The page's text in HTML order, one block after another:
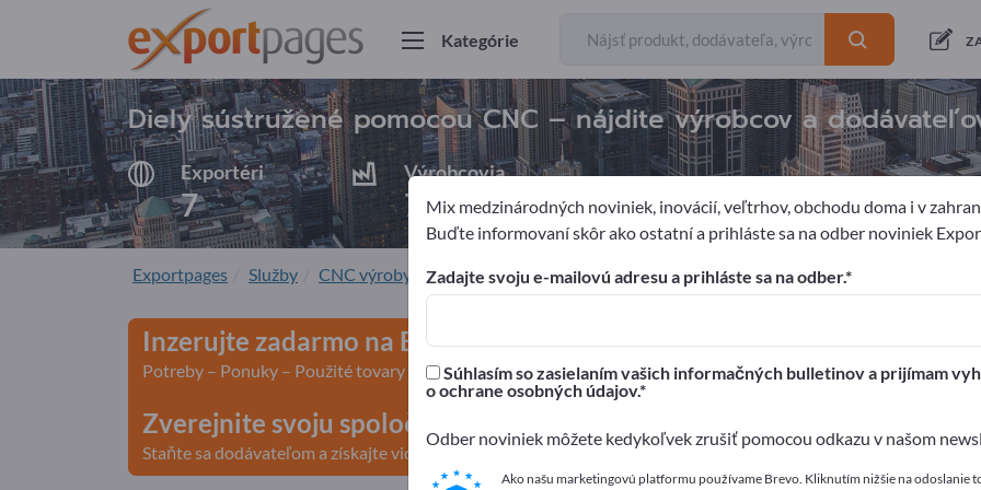
Kategórie
Diely sústružené pomocou CNC – nájdite výrobcov a
Exportéri
7
Výrobcovia
7
Exportpages Služby CNC výroby na objednávku Diely sústružené pomocou CNC
Inzerujte zadarmo na Exportpages!
Potreby – Ponuky – Použité tovary – Obchodné kontakty >> začnite tu
Zverejnite svoju spoločnosť a svoje produkty na Exportpages.
Staňte sa dodávateľom a získajte viditeľnosť>> zverejniť tu
Mix medzinárodných noviniek, inovácií, veľtrhov, obchodu doma i v
Buďte informovaní skôr ako ostatní a prihláste sa na odber noviniek
Zadajte svoju e-mailovú adresu a prihláste sa na odber.
Súhlasím so zasielaním vašich informačných bulletinov a prijímam
o ochrane osobných údajov.
Odber noviniek môžete kedykoľvek zrušiť pomocou odkazu v našom
Ako našu marketingovú platformu používame Brevo. Kliknutím nižšie na odoslanie